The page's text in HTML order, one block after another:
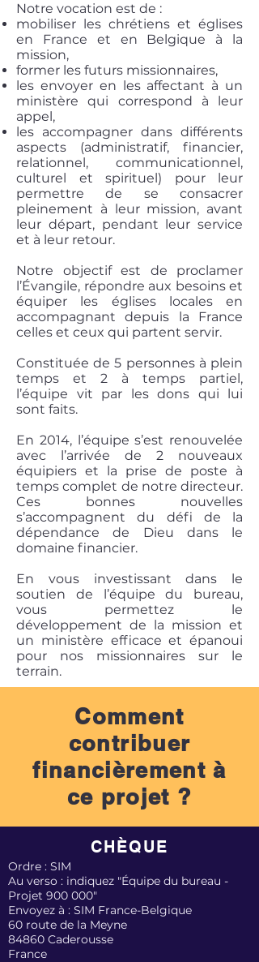
Notre vocation est de :
mobiliser les chrétiens et églises
en France et en Belgique à la
mission,
former les futurs missionnaires,
les envoyer en les affectant à un
ministère qui correspond à leur
appel,
les accompagner dans différents
aspects (administratif, financier,
relationnel, communicationnel,
culturel et spirituel) pour leur
permettre de se consacrer
pleinement à leur mission, avant
leur départ, pendant leur service
et à leur retour.
Notre objectif est de proclamer
l’Évangile, répondre aux besoins et
équiper les églises locales en
accompagnant depuis la France
celles et ceux qui partent servir.
Constituée de 5 personnes à plein
temps et 2 à temps partiel,
l’équipe vit par les dons qui lui
sont faits.
En 2014, l’équipe s’est renouvelée
avec l’arrivée de 2 nouveaux
équipiers et la prise de poste à
temps complet de notre directeur.
Ces bonnes nouvelles
s’accompagnent du défi de la
dépendance de Dieu dans le
domaine financier.
En vous investissant dans le
soutien de l’équipe du bureau,
vous permettez le
développement de la mission et
un ministère efficace et épanoui
pour nos missionnaires sur le
terrain.
Comment
contribuer
financièrement à
ce projet ?
CHÈQUE
Ordre : SIM
Au verso : indiquez "Équipe du bureau -
Projet 900 000"
Envoyez à : SIM France-Belgique
60 route de la Meyne
84860 Caderousse
France